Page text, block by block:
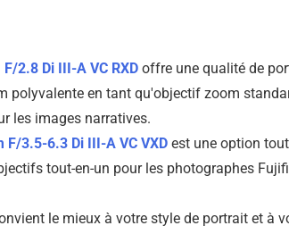
2.8 Di III-A VC RXDoffre une qualité de
polyvalente en tant qu'objectif zoom
les images narratives.
F/3.5-6.3 Di III-A VC VXDest une option
tout-en-un pour les photographes
le mieux à votre style de portrait et à